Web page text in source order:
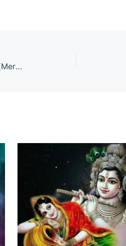
मेरे अंगना में आए भोलेनाथ सखी री मैं क्या मांगू (Mere Angana Mein Aaye Bholenath)